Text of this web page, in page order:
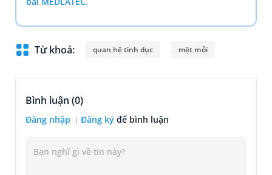
Từ khoá: quan hệ tình dục mệt mỏi
Bình luận (0)
Đăng nhập Đăng ký để bình luận